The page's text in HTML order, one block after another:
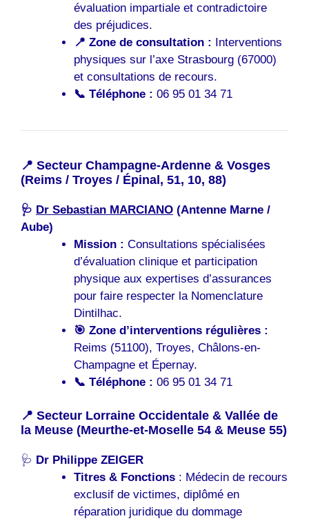
évaluation impartiale et contradictoire
des préjudices.
📍 Zone de consultation : Interventions
physiques sur l’axe Strasbourg (67000)
et consultations de recours.
📞 Téléphone : 06 95 01 34 71
📍 Secteur Champagne-Ardenne & Vosges
(Reims / Troyes / Épinal, 51, 10, 88)
🩺 Dr Sebastian MARCIANO (Antenne Marne /
Aube)
Mission : Consultations spécialisées
d’évaluation clinique et participation
physique aux expertises d’assurances
pour faire respecter la Nomenclature
Dintilhac.
🎯 Zone d’interventions régulières :
Reims (51100), Troyes, Châlons-en-
Champagne et Épernay.
📞 Téléphone : 06 95 01 34 71
📍 Secteur Lorraine Occidentale & Vallée de
la Meuse (Meurthe-et-Moselle 54 & Meuse 55)
🩺 Dr Philippe ZEIGER
Titres & Fonctions: Médecin de recours
exclusif de victimes, diplômé en
réparation juridique du dommage